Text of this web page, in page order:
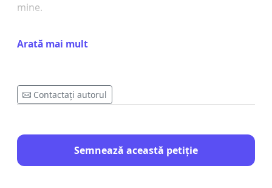
mine.
sir pâna când am aflat ca de fapt Temu a declarat în
magazin PayPoint inexistent, care ar fi trebuit sa fie
în localitatea mea. Acolo ar fi trebuit chipurile sa
recuperez. Eu am declarat însa în momentul
efectuarii comenzii adresa mea fizica de acasa. Fan
Courier mi-a spus ca daca vreau sa recuperez
Arată mai mult
Contactați autorul
Semnează această petiție